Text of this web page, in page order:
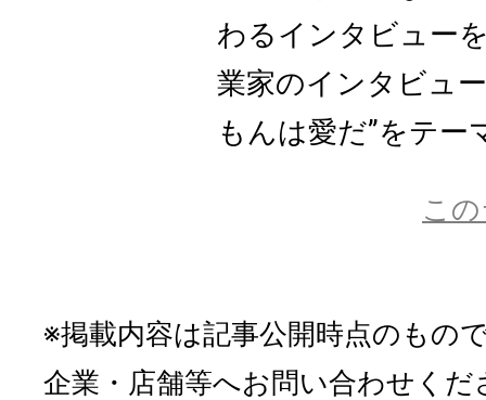
わるインタビュー
業家のインタビュ
もんは愛だ”をテー
こ
※掲載内容は記事公開時点のもの
企業・店舗等へお問い合わせくだ